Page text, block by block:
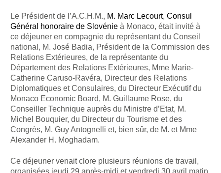
Le Président de l’A.C.H.M., M. Marc Lecourt,Consul
Général honoraire de Slovénie à Monaco, était invité à
ce déjeuner en compagnie du représentant du Conseil
national, M. José Badia, Président de la Commission des
Relations Extérieures, de la représentante du
Département des Relations Extérieures, Mme Marie-
Catherine Caruso-Ravéra, Directeur des Relations
Diplomatiques et Consulaires, du Directeur Exécutif du
Monaco Economic Board, M. Guillaume Rose, du
Conseiller Technique auprès du Ministre d’Etat, M.
Michel Bouquier, du Directeur du Tourisme et des
Congrès, M. Guy Antognelli et, bien sûr, de M. et Mme
Alexander H. Moghadam.
Ce déjeuner venait clore plusieurs réunions de travail,
organisées jeudi 29 après-midi et vendredi 30 avril matin,